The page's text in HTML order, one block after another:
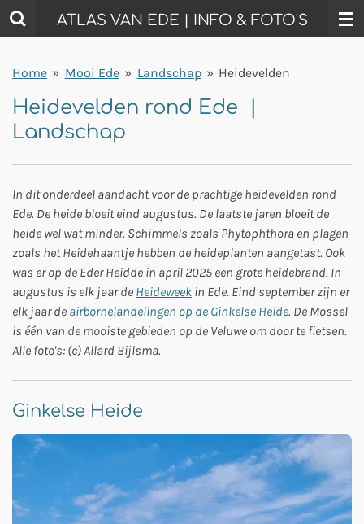
Ga
direct
de
ATLAS VAN EDE | INFO & FOTO'S
Home » Mooi Ede » Landschap » Heidevelden
Heidevelden rond Ede |
Landschap
In dit onderdeel aandacht voor de prachtige heidevelden rond
Ede. De heide bloeit eind augustus. De laatste jaren bloeit de
heide wel wat minder. Schimmels zoals Phytophthora en plagen
zoals het Heidehaantje hebben de heideplanten aangetast. Ook
was er op de Eder Heidde in april 2025 een grote heidebrand. In
augustus is elk jaar de Heideweek in Ede. Eind september zijn er
elk jaar de airbornelandelingen op de Ginkelse Heide. De Mossel
is één van de mooiste gebieden op de Veluwe om door te fietsen.
Alle foto's: (c) Allard Bijlsma.
Ginkelse Heide